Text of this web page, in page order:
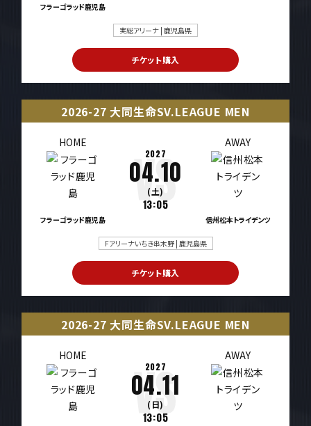
フラーゴラッド鹿児島
実総アリーナ | 鹿児島県
チケット購入
2026-27 大同生命SV.LEAGUE MEN
HOME
フラーゴラッド鹿児島
2027
04.10
(土)
13:05
AWAY
信州松本トライデンツ
Fアリーナいちき串木野 | 鹿児島県
チケット購入
2026-27 大同生命SV.LEAGUE MEN
HOME
2027
04.11
(日)
13:05
AWAY